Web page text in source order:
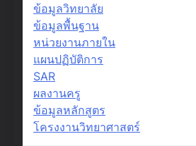
ข้อมูลวิทยาลัย
ข้อมูลพื้นฐาน
หน่วยงานภายใน
แผนปฏิบัติการ
SAR
ผลงานครู
ข้อมูลหลักสูตร
โครงงานวิทยาศาสตร์